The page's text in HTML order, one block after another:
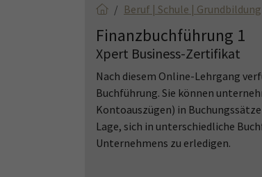
Beruf | Schule | Grundbildung
Finanzbuchführung 1
Xpert Business-Zertifikat
Nach diesem Online-Lehrgang
Buchführung. Sie können
Kontoauszügen) in
Lage, sich in unterschiedliche
Unternehmens zu erledigen.